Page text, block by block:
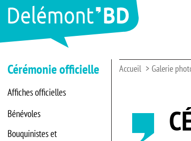
Cérémonie officielle
Affiches officielles
Bénévoles
Bouquinistes et
Accueil Galerie